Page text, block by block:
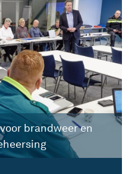
brandweer en